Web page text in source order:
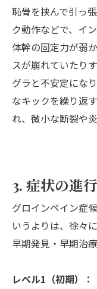
恥骨を挟んで引っ
ク動作などで、イ
体幹の固定力が弱
スが崩れていたり
グラと不安定にな
なキックを繰り返
れ、微小な断裂や
3. 症状の進
グロインペイン症
いうよりは、徐々
早期発見・早期治
レベル1（初期）：